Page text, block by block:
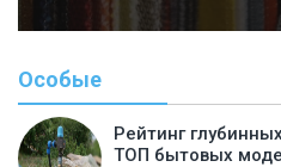
Особые
Рейтинг
ТОП бытовых